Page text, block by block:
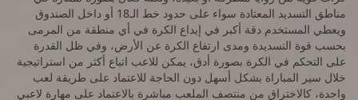
مناطق التسديد المعتادة سواء على حدود خط الـ18 أو داخل الصندوق
ويعطي المستخدم دقة أكبر في إيداع الكرة في أي منطقة من المرمى
بحسب قوة التسديدة ومدى ارتفاع الكرة عن الأرض، وفي ظل القدرة
على التحكم في الكرة بصورة أدق، يمكن للاعب اتباع أكثر من استراتيجية
خلال سير المباراة بشكل أسهل دون الحاجة للاعتماد على طريقة لعب
واحدة، كالاختراق من منتصف الملعب مباشرة بالاعتماد على مهارة لاعبي